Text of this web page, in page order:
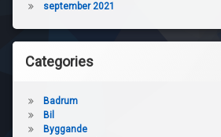
september 2021
Categories
Badrum
Bil
Byggande